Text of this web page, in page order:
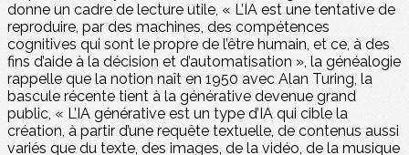
donne un cadre de lecture utile, « L’IA est une tentative de
reproduire, par des machines, des compétences
cognitives qui sont le propre de l’être humain, et ce, à des
fins d’aide à la décision et d’automatisation », la généalogie
rappelle que la notion naît en 1950 avec Alan Turing, la
bascule récente tient à la générative devenue grand
public, « L’IA générative est un type d’IA qui cible la
création, à partir d’une requête textuelle, de contenus aussi
variés que du texte, des images, de la vidéo, de la musique